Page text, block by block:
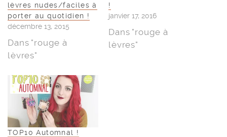
lèvres nudes/faciles à
porter au quotidien !
décembre 13, 2015
Dans "rouge à
lèvres"
!
janvier 17, 2016
Dans "rouge à
lèvres"
TOP10 Automnal !